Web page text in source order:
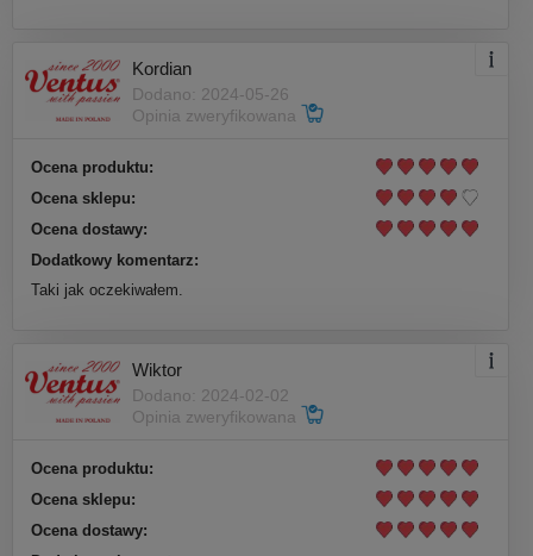
Kordian
Dodano: 2024-05-26
Opinia zweryfikowana
Ocena produktu:
Ocena sklepu:
Ocena dostawy:
Dodatkowy komentarz:
Taki jak oczekiwałem.
Wiktor
Dodano: 2024-02-02
Opinia zweryfikowana
Ocena produktu:
Ocena sklepu:
Ocena dostawy: